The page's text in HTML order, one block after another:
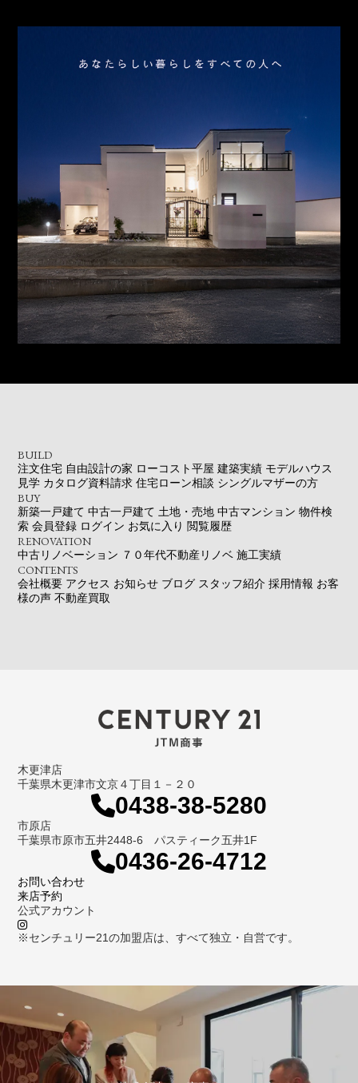
BUILD
注文住宅 自由設計の家 ローコスト平屋 建築実績 モデルハウス
見学 カタログ資料請求 住宅ローン相談 シングルマザーの方
BUY
新築一戸建て 中古一戸建て 土地・売地 中古マンション 物件検
索 会員登録 ログイン お気に入り 閲覧履歴
RENOVATION
中古リノベーション ７０年代不動産リノベ 施工実績
CONTENTS
会社概要 アクセス お知らせ ブログ スタッフ紹介 採用情報 お客
様の声 不動産買取
木更津店
千葉県木更津市文京４丁目１－２０
0438-38-5280
市原店
千葉県市原市五井2448-6 パスティーク五井1F
0436-26-4712
お問い合わせ
来店予約
公式アカウント
※センチュリー21の加盟店は、すべて独立・自営です。